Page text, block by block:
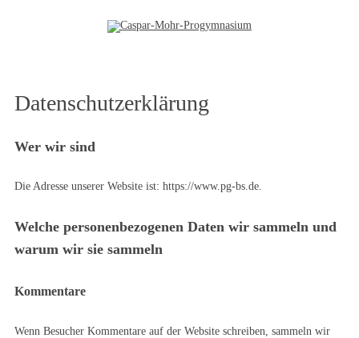
Datenschutzerklärung
Wer wir sind
Die Adresse unserer Website ist: https://www.pg-bs.de.
Welche personenbezogenen Daten wir sammeln und
warum wir sie sammeln
Kommentare
Wenn Besucher Kommentare auf der Website schreiben, sammeln wir